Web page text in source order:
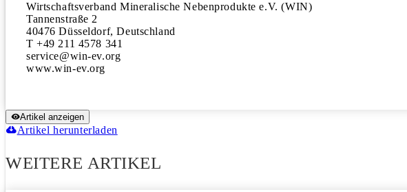
Wirtschaftsverband Mineralische Nebenprodukte e.V. (WIN)
Tannenstraße 2
40476 Düsseldorf, Deutschland
T +49 211 4578 341
service@win-ev.org
www.win-ev.org
Artikel anzeigen
Artikel herunterladen
WEITERE ARTIKEL